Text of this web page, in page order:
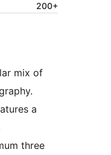
200+
mix of
a
three